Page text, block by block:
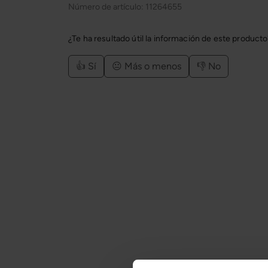
Número de artículo: 11264655
¿Te ha resultado útil la información de este
👍 Sí 😐 Más o menos 👎 No